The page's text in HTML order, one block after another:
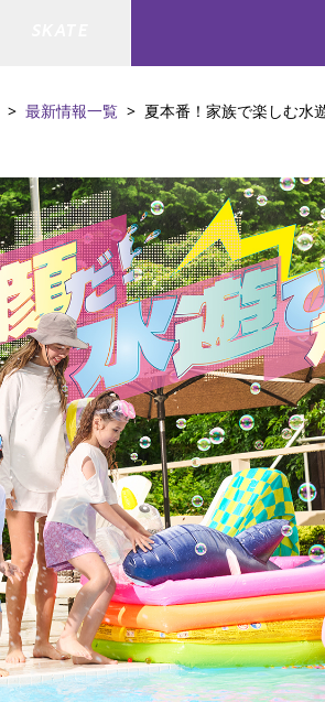
トップス
バッグ
メンズ水着/ラッシュガード
FASHIONTOP
ウェットスーツ
キッズサーフィン
GO サーフセット
SURFTOP
バインディング
スノーボードウェア
キッズスノーボード
スノーボードメンテナンスグッズ
SNOWTOP
キッズスケートボード
スケートボードメンテナンスグッ
ズ
SKATETOP
最新情報一覧 夏本番！家族で楽しむ水